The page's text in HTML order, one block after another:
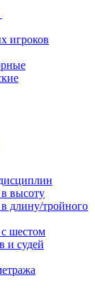
игроков
высоту
длину/тройного
шестом
и судей